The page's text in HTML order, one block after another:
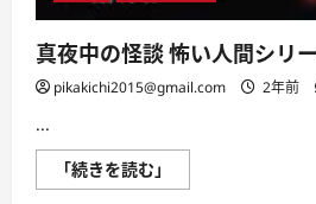
真夜中の怪談 怖い人間シリ
pikakichi2015@gmail.com 2年前
...
「続きを読む」
夜